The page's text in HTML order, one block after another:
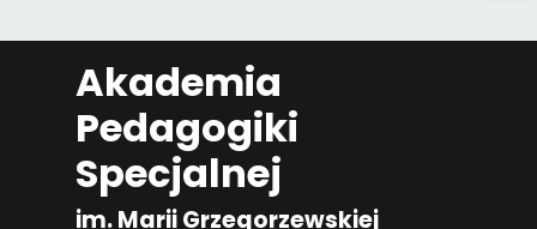
Akademia
Pedagogiki
Specjalnej
im. Marii Grzegorzewskiej